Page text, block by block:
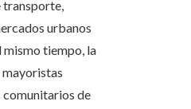
transporte,
urbanos
mismo tiempo, la
comunitarios de